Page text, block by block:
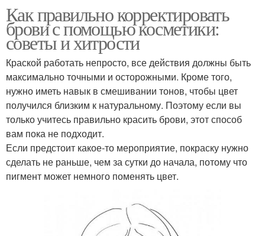
Как правильно корректировать
брови с помощью косметики:
советы и хитрости
Краской работать непросто, все действия должны быть
максимально точными и осторожными. Кроме того,
нужно иметь навык в смешивании тонов, чтобы цвет
получился близким к натуральному. Поэтому если вы
только учитесь правильно красить брови, этот способ
вам пока не подходит.
Если предстоит какое-то мероприятие, покраску нужно
сделать не раньше, чем за сутки до начала, потому что
пигмент может немного поменять цвет.